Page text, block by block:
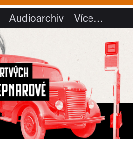
Audioarchiv Více…